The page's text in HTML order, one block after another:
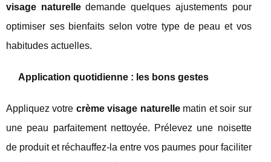
visage naturelledemande quelques ajustements pour
optimiser ses bienfaits selon votre type de peau et vos
habitudes actuelles.
Application quotidienne : les bons gestes
Appliquez votre crème visage naturellematin et soir sur
une peau parfaitement nettoyée. Prélevez une noisette
de produit et réchauffez-la entre vos paumes pour faciliter